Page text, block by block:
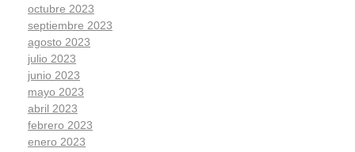
octubre 2023
septiembre 2023
agosto 2023
julio 2023
junio 2023
mayo 2023
abril 2023
febrero 2023
enero 2023